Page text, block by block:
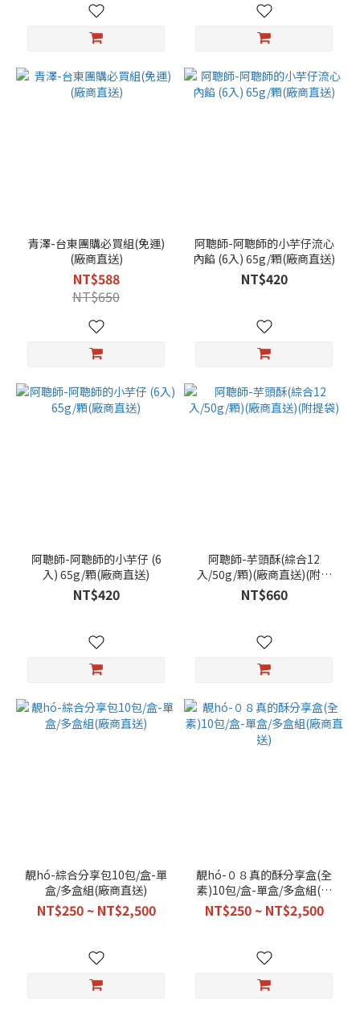
青澤-台東團購必買組(免運)
(廠商直送)
NT$588
NT$650
阿聰師-阿聰師的小芋仔流心
內餡 (6入) 65g/顆(廠商直送)
NT$420
阿聰師-阿聰師的小芋仔 (6
入) 65g/顆(廠商直送)
NT$420
阿聰師-芋頭酥(綜合12
入/50g/顆)(廠商直送)(附提
袋)
NT$660
靚hó-綜合分享包10包/盒-單
盒/多盒組(廠商直送)
NT$250 ~ NT$2,500
靚hó-０８真的酥分享盒(全
素)10包/盒-單盒/多盒組(廠
商直送)
NT$250 ~ NT$2,500